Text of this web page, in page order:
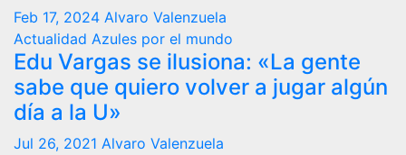
Feb 17, 2024 Alvaro Valenzuela
Actualidad Azules por el mundo
Edu Vargas se ilusiona: «La gente
sabe que quiero volver a jugar algún
día a la U»
Jul 26, 2021 Alvaro Valenzuela